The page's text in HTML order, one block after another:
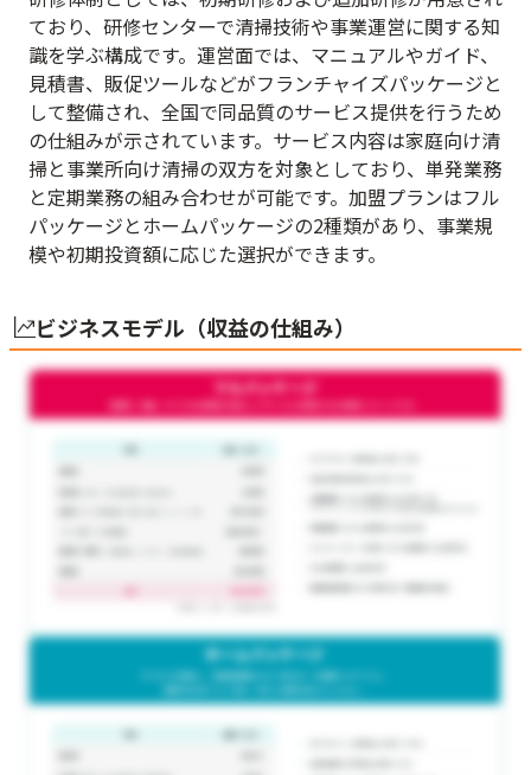
ており、研修センターで清掃技術や事業運営に関する知
識を学ぶ構成です。運営面では、マニュアルやガイド、
見積書、販促ツールなどがフランチャイズパッケージと
して整備され、全国で同品質のサービス提供を行うため
の仕組みが示されています。サービス内容は家庭向け清
掃と事業所向け清掃の双方を対象としており、単発業務
と定期業務の組み合わせが可能です。加盟プランはフル
パッケージとホームパッケージの2種類があり、事業規
模や初期投資額に応じた選択ができます。
ビジネスモデル（収益の仕組み）